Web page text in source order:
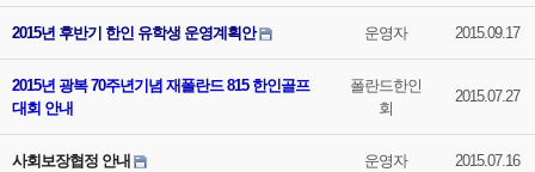
2015년 후반기 한인 유학생 운영계획안 운영자 2015.09.17
2015년 광복 70주년기념 재폴란드 815 한인골프
대회 안내
폴란드한인
회
2015.07.27
사회보장협정 안내 운영자 2015.07.16